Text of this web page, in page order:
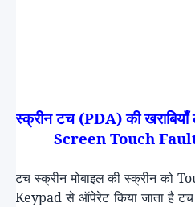
स्क्रीनटच (PDA) की
Screen Touch
टच स्क्रीन मोबाइल की स्क्रीन को
Keypadसे ऑपेरेट किया जाता है